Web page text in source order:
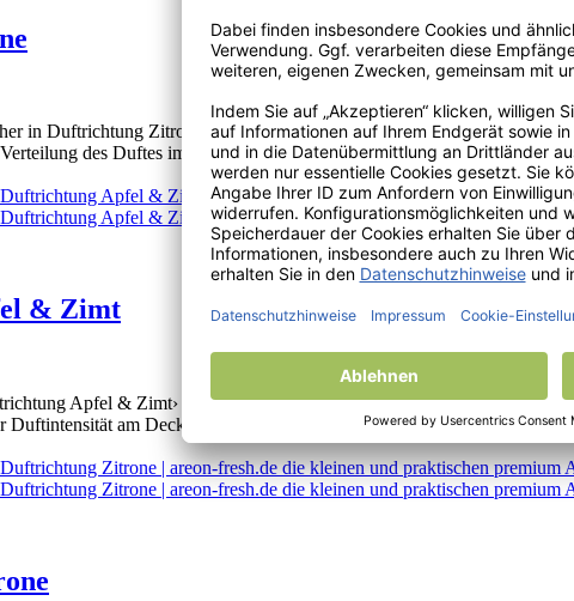
in Duftrichtung Zitrone, › Perfekt auch für kleine Räumlichkeiten, ›
des Duftes im Innenraum, › langanhaltende kleine Duftbomben
& Zimt
Apfel & Zimt› Keine bäumelnden Duftbäumen und daher - freie
am Deckel › Stylisches Design › Alternativ auch für Zuhause